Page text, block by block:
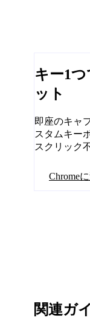
キー1
ット
即座のキャ
スタムキー
スクリック
Chrome
関連ガ